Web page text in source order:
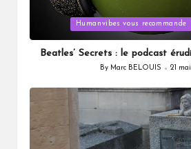
in
Humanvibes vous recommande
Beatles’ Secrets : le podcast
Posted
By Marc BELOUIS 21